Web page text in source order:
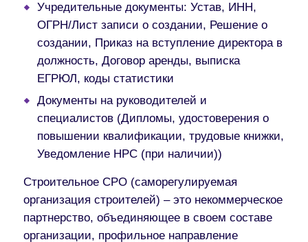
Учредительные документы: Устав, ИНН,
ОГРН/Лист записи о создании, Решение о
создании, Приказ на вступление директора в
должность, Договор аренды, выписка
ЕГРЮЛ, коды статистики
Документы на руководителей и
специалистов (Дипломы, удостоверения о
повышении квалификации, трудовые книжки,
Уведомление НРС (при наличии))
Строительное СРО (саморегулируемая
организация строителей) – это некоммерческое
партнерство, объединяющее в своем составе
организации, профильное направление